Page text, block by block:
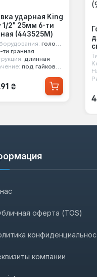
ударная King
1/2" 25мм 6-ти
(443525M)
головка ударная
ти гранная
длинная
под гайковерт
цена:
₴
оферта (TOS)
компании